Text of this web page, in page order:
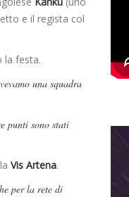
e il regista col
la festa.
una squadra
punti sono stati
Vis Artena.
per la rete di